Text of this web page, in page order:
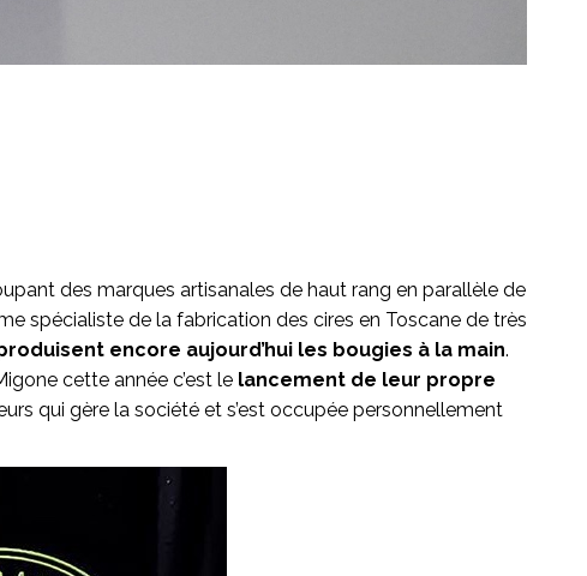
des marques artisanales de haut rang en parallèle de
spécialiste de la fabrication des cires en Toscane de très
encore aujourd’hui les bougies à la main.
cette année c’est le lancement de leur propre
qui gère la société et s’est occupée personnellement